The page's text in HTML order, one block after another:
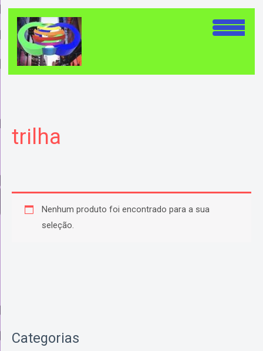
Ir
o
conteúdo
Categorias
trilha
Nenhum produto foi encontrado para a sua
seleção.